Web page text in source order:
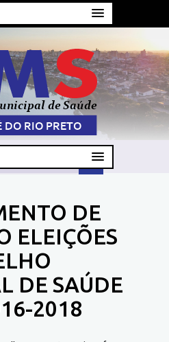
DE
ELEIÇÕES
DE SAÚDE
2018